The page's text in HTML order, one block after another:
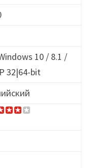
10 / 8.1 /
32|64-bit